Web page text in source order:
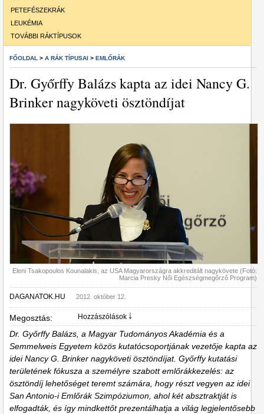
PETEFÉSZEKRÁK
LEUKÉMIA
TOVÁBBI RÁKTÍPUSOK
FŐOLDAL > A RÁK TÍPUSAI > EMLŐRÁK
Dr. Győrffy Balázs kapta az idei Nancy G.
Brinker nagyköveti ösztöndíjat
Eleni Tsakopoulos Kounalakis, az USA Magyarországra akkreditált nagykövete (Fotó:
Marcia Presky Női Egészségmegőrző Program)
DAGANATOK.HU 2012. október 12.
Megosztás: Hozzászólások ￬
Dr. Győrffy Balázs, a Magyar Tudományos Akadémia és a
Semmelweis Egyetem közös kutatócsoportjának vezetője kapta az
idei Nancy G. Brinker nagyköveti ösztöndíjat. Győrffy kutatási
területének fókusza a személyre szabott emlőrákkezelés: az
ösztöndíj lehetőséget teremt számára, hogy részt vegyen az idei
San Antonio-i Emlőrák Szimpóziumon, ahol két absztraktját is
elfogadták, és így mindkettőt prezentálhatja a világ legjelentősebb